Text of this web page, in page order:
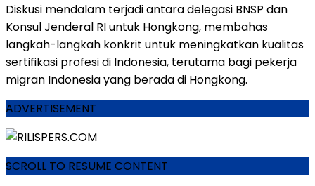
Diskusi mendalam terjadi antara delegasi BNSP dan
Konsul Jenderal RI untuk Hongkong, membahas
langkah-langkah konkrit untuk meningkatkan kualitas
sertifikasi profesi di Indonesia, terutama bagi pekerja
migran Indonesia yang berada di Hongkong.
ADVERTISEMENT
SCROLL TO RESUME CONTENT